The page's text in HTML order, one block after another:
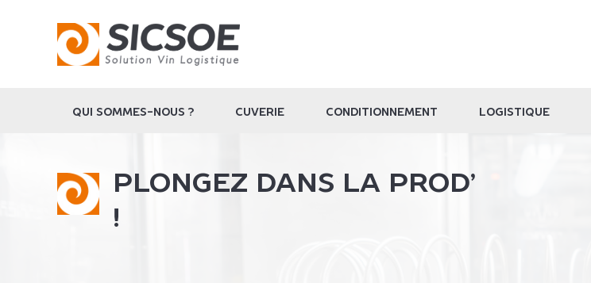
QUI SOMMES-NOUS ? CUVERIE CONDITIONNEMENT LOGISTIQUE
PLONGEZ DANS LA PROD’
!